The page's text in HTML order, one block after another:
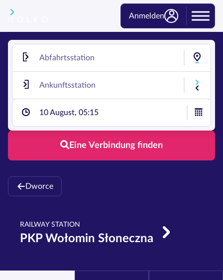
Anmelden
10 August, 05:15
Eine Verbindung finden
Dworce
RAILWAY STATION
PKP Wołomin Słoneczna